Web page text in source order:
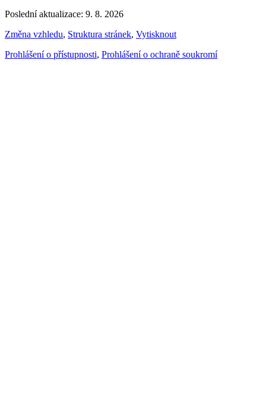
Poslední aktualizace: 9. 8. 2026
Změna vzhledu, Struktura stránek, Vytisknout
Prohlášení o přístupnosti, Prohlášení o ochraně soukromí